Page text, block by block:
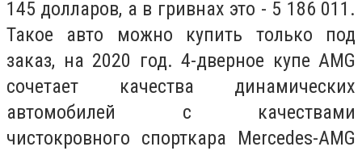
145 долларов, а в гривнах это - 5 186 011.
Такое авто можно купить только под
заказ, на 2020 год. 4-дверное купе AMG
сочетает качества динамических
автомобилей с качествами
чистокровного спорткара Mercedes-AMG